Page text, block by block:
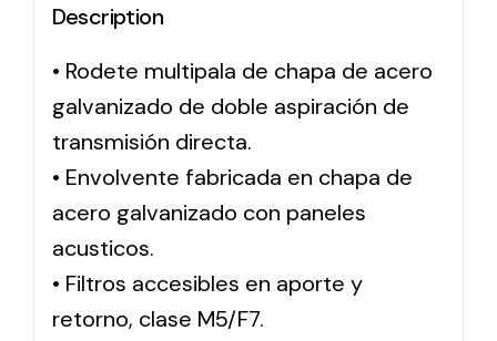
Variety of solar solutions for all kinds of needs.
Description
• Rodete multipala de chapa de acero
galvanizado de doble aspiración de
transmisión directa.
• Envolvente fabricada en chapa de
acero galvanizado con paneles
acusticos.
• Filtros accesibles en aporte y
retorno, clase M5/F7.